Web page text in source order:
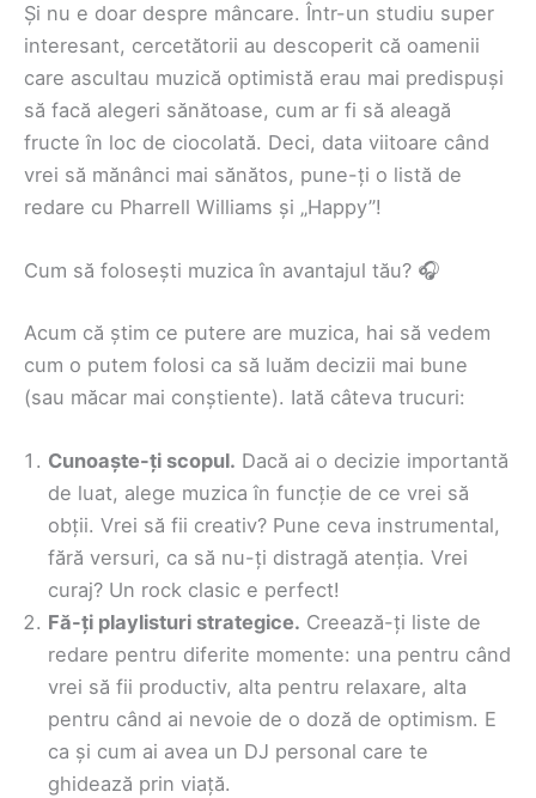
Și nu e doar despre mâncare. Într-un studiu super
interesant, cercetătorii au descoperit că oamenii
care ascultau muzică optimistă erau mai predispuși
să facă alegeri sănătoase, cum ar fi să aleagă
fructe în loc de ciocolată. Deci, data viitoare când
vrei să mănânci mai sănătos, pune-ți o listă de
redare cu Pharrell Williams și „Happy”!
Cum să folosești muzica în avantajul tău? 🎧
Acum că știm ce putere are muzica, hai să vedem
cum o putem folosi ca să luăm decizii mai bune
(sau măcar mai conștiente). Iată câteva trucuri:
Cunoaște-ți scopul. Dacă ai o decizie importantă
de luat, alege muzica în funcție de ce vrei să
obții. Vrei să fii creativ? Pune ceva instrumental,
fără versuri, ca să nu-ți distragă atenția. Vrei
curaj? Un rock clasic e perfect!
Fă-ți playlisturi strategice. Creează-ți liste de
redare pentru diferite momente: una pentru când
vrei să fii productiv, alta pentru relaxare, alta
pentru când ai nevoie de o doză de optimism. E
ca și cum ai avea un DJ personal care te
ghidează prin viață.